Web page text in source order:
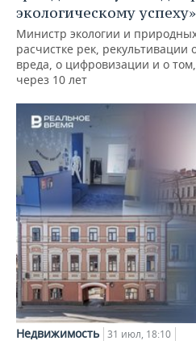
экологическому успеху»
Министр экологии и
расчистке рек, рекультивации
вреда, о цифровизации и о
через 10 лет
Недвижимость 31 июл, 18:10